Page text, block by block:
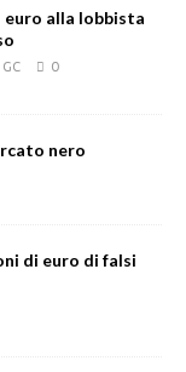
euro alla lobbista
0
nero
di euro di falsi